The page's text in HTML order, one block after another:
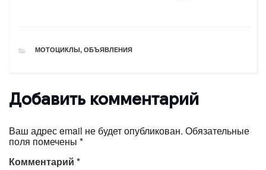
РУБРИКИ
МОТОЦИКЛЫ, ОБЪЯВЛЕНИЯ
Добавить комментарий
Ваш адрес email не будет опубликован. Обязательные
поля помечены *
Комментарий *